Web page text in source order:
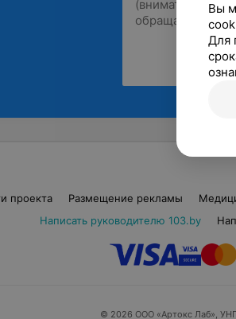
проекта Размещение рекламы
Написать руководителю 103.by
© 2026 ООО «Артокс Лаб»,
Вы
Для